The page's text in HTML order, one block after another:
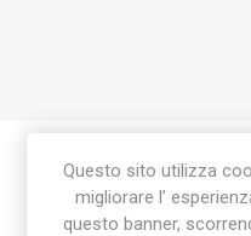
Questo sito utilizza
migliorare l’
questo banner,